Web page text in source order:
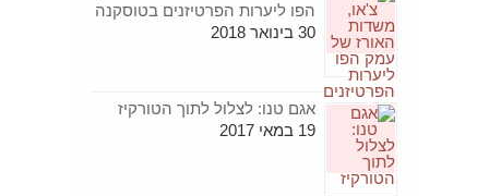
הפו ליערות הפרטיזנים בטוסקנה
30 בינואר 2018
אגם טנו: לצלול לתוך הטורקיז
19 במאי 2017